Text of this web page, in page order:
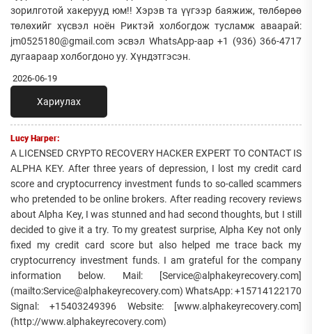
зорилготой хакерууд юм!! Хэрэв та үүгээр баяжиж, төлбөрөө
төлөхийг хүсвэл ноён Риктэй холбогдож тусламж аваарай:
jm0525180@gmail.com эсвэл WhatsApp-аар +1 (936) 366-4717
дугаараар холбогдоно уу. Хүндэтгэсэн.
2026-06-19
Хариулах
Lucy Harper:
A LICENSED CRYPTO RECOVERY HACKER EXPERT TO CONTACT IS
ALPHA KEY. After three years of depression, I lost my credit card
score and cryptocurrency investment funds to so-called scammers
who pretended to be online brokers. After reading recovery reviews
about Alpha Key, I was stunned and had second thoughts, but I still
decided to give it a try. To my greatest surprise, Alpha Key not only
fixed my credit card score but also helped me trace back my
cryptocurrency investment funds. I am grateful for the company
information below. Mail: [Service@alphakeyrecovery.com]
(mailto:Service@alphakeyrecovery.com) WhatsApp: +15714122170
Signal: +15403249396 Website: [www.alphakeyrecovery.com]
(http://www.alphakeyrecovery.com)